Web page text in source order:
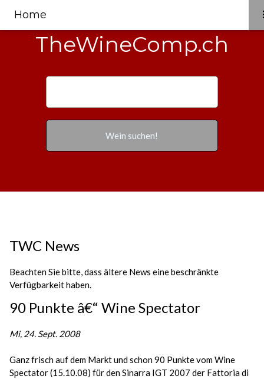
Home
TheWineComp.ch
TWC News
Beachten Sie bitte, dass ältere News eine beschränkte
Verfügbarkeit haben.
90 Punkte â€“ Wine Spectator
Mi, 24. Sept. 2008
Ganz frisch auf dem Markt und schon 90 Punkte vom Wine
Spectator (15.10.08) für den Sinarra IGT 2007 der Fattoria di